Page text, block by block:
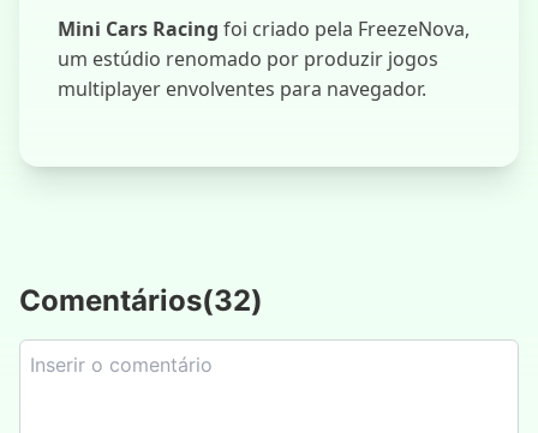
Mini Cars Racing foi criado pela FreezeNova,
um estúdio renomado por produzir jogos
multiplayer envolventes para navegador.
Comentários(32)